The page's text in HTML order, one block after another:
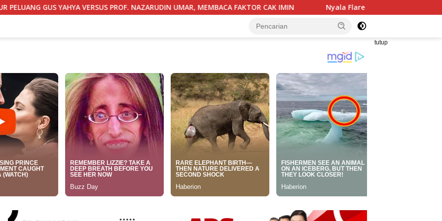
NAZARUDIN UMAR, MEMBACA FAKTOR CAK IMIN Nyala Flare Kian Mengecil, Bukti Nyata Inovasi Pertamina Patra
tutup